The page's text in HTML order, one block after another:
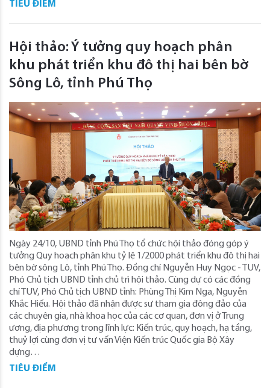
TIÊU ĐIỂM
Hội thảo: Ý tưởng quy hoạch phân
khu phát triển khu đô thị hai bên bờ
Sông Lô, tỉnh Phú Thọ
Ngày 24/10, UBND tỉnh Phú Thọ tổ chức hội thảo đóng góp ý
tưởng Quy hoạch phân khu tỷ lệ 1/2000 phát triển khu đô thị hai
bên bờ sông Lô, tỉnh Phú Thọ. Đồng chí Nguyễn Huy Ngọc - TUV,
Phó Chủ tịch UBND tỉnh chủ trì hội thảo. Cùng dự có các đồng
chí TUV, Phó Chủ tịch UBND tỉnh: Phùng Thị Kim Nga, Nguyễn
Khắc Hiếu. Hội thảo đã nhận được sư tham gia đông đảo của
các chuyên gia, nhà khoa học của các cơ quan, đơn vị ở Trung
ương, địa phương trong lĩnh lực: Kiến trúc, quy hoạch, hạ tầng,
thuỷ lợi cùng đơn vị tư vấn Viện Kiến trúc Quốc gia Bộ Xây
dựng…
TIÊU ĐIỂM